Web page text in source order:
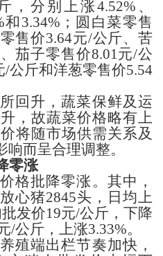
，分别上涨4.52%、
3.34%； 圆白菜零售
零售价3.64元/公斤、苦
茄子零售价8.01元/公
/公斤和洋葱零售价5.54
回升，蔬菜保鲜及运
，故蔬菜价格略有上
将随市场供需关系及
而呈合理调整。
零涨
格批降零涨。其中，
心猪2845头，日均上
批发价19元/公斤， 下降
/公斤， 上涨3.33%。
殖端出栏节奏加快，